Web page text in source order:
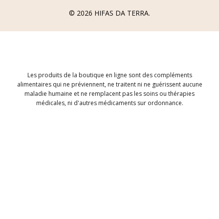
© 2026 HIFAS DA TERRA.
Les produits de la boutique en ligne sont des compléments
alimentaires qui ne préviennent, ne traitent ni ne guérissent aucune
maladie humaine et ne remplacent pas les soins ou thérapies
médicales, ni d'autres médicaments sur ordonnance.